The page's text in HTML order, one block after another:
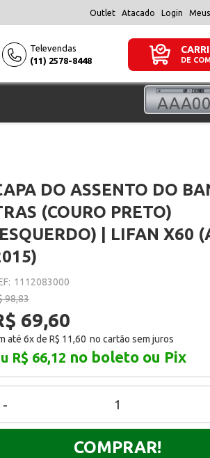
Outlet Atacado Login
Televendas
(11) 2578-8448
DE
DO ASSENTO DO
(COURO PRETO)
| LIFAN X60
1112083000
98,83
69,60
até 6x de R$ 11,60
R$ 66,12 no boleto ou Pix
-
COMPRAR!